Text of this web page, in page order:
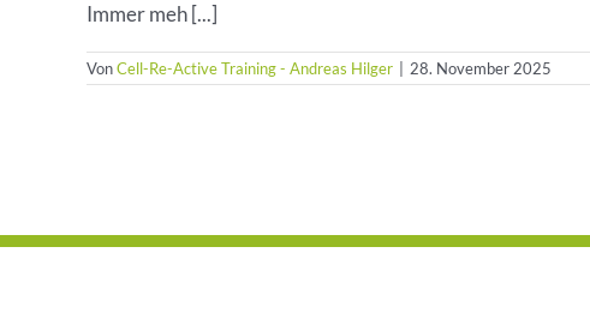
Immer meh [...]
VonCell-Re-Active Training - Andreas Hilger 28. November 2025